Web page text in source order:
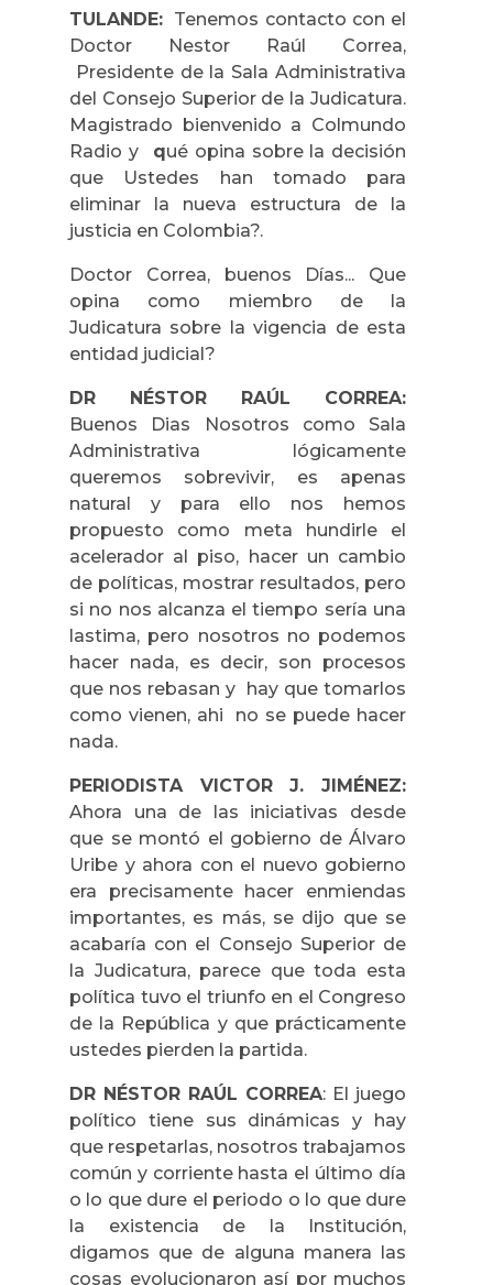
TULANDE: Tenemos contacto con el
Doctor Nestor Raúl Correa,
Presidente de la Sala Administrativa
del Consejo Superior de la Judicatura.
Magistrado bienvenido a Colmundo
Radio yqué opina sobre la decisión
que Ustedes han tomado para
eliminar la nueva estructura de la
justicia en Colombia?.
Doctor Correa, buenos Días... Que
opina como miembro de la
Judicatura sobre la vigencia de esta
entidad judicial?
DR NÉSTOR RAÚL CORREA:
Buenos Dias Nosotros como Sala
Administrativa lógicamente
queremos sobrevivir, es apenas
natural y para ello nos hemos
propuesto como meta hundirle el
acelerador al piso, hacer un cambio
de políticas, mostrar resultados, pero
si no nos alcanza el tiempo sería una
lastima, pero nosotros no podemos
hacer nada, es decir, son procesos
que nos rebasan y hay que tomarlos
como vienen, ahi no se puede hacer
nada.
PERIODISTA VICTOR J. JIMÉNEZ:
Ahora una de las iniciativas desde
que se montó el gobierno de Álvaro
Uribe y ahora con el nuevo gobierno
era precisamente hacer enmiendas
importantes, es más, se dijo que se
acabaría con el Consejo Superior de
la Judicatura, parece que toda esta
política tuvo el triunfo en el Congreso
de la República y que prácticamente
ustedes pierden la partida.
DR NÉSTOR RAÚL CORREA: El juego
político tiene sus dinámicas y hay
que respetarlas, nosotros trabajamos
común y corriente hasta el último día
o lo que dure el periodo o lo que dure
la existencia de la Institución,
digamos que de alguna manera las
cosas evolucionaron así por muchos